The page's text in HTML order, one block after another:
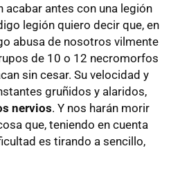
antes con una legión
legión quiero decir que, en
abusa de nosotros vilmente
de 10 o 12 necromorfos
sin cesar. Su velocidad y
gruñidos y alaridos,
nervios. Y nos harán morir
que, teniendo en cuenta
es tirando a sencillo,